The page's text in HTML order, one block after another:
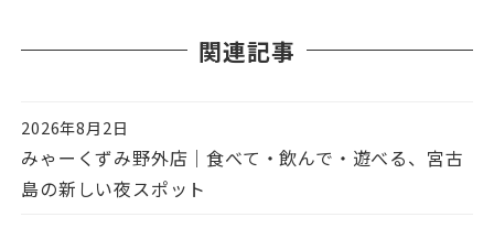
関連記事
投稿日
2026年8月2日
みゃーくずみ野外店｜食べて・飲んで・遊べる、宮古
島の新しい夜スポット